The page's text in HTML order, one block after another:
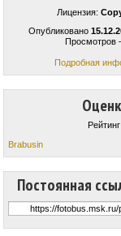
Лицензия:
Опубликовано
Просмотров
Подробная
Рейтинг:
Brabusin
Постоянная